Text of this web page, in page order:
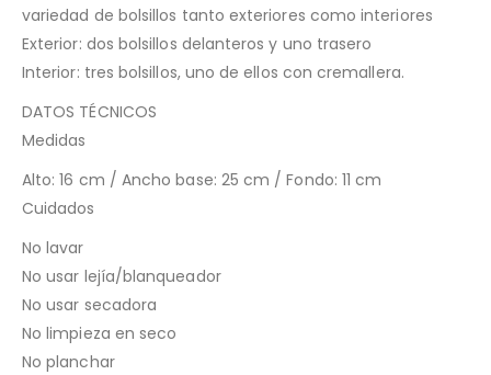
variedad de bolsillos tanto exteriores como interiores
Exterior: dos bolsillos delanteros y uno trasero
Interior: tres bolsillos, uno de ellos con cremallera.
DATOS TÉCNICOS
Medidas
Alto: 16 cm / Ancho base: 25 cm / Fondo: 11 cm
Cuidados
No lavar
No usar lejía/blanqueador
No usar secadora
No limpieza en seco
No planchar